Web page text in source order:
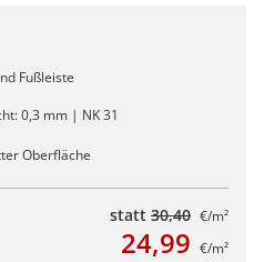
Fußleiste
0,3 mm | NK 31
Oberfläche
statt 30,40 €/m²
24,99 €/m²